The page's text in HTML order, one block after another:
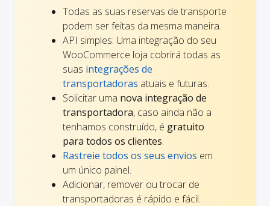
Todas as suas reservas de transporte
podem ser feitas da mesma maneira.
API simples: Uma integração do seu
WooCommerce loja cobrirá todas as
suas integrações de
transportadoras atuais e futuras.
Solicitar uma nova integração de
transportadora, caso ainda não a
tenhamos construído, é gratuito
para todos os clientes.
Rastreie todos os seus envios em
um único painel.
Adicionar, remover ou trocar de
transportadoras é rápido e fácil.